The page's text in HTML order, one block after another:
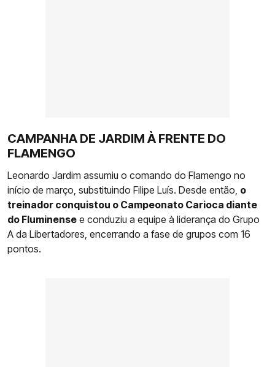
CAMPANHA DE JARDIM À FRENTE DO
FLAMENGO
Leonardo Jardim assumiu o comando do Flamengo no
início de março, substituindo Filipe Luís. Desde então, o
treinador conquistou o Campeonato Carioca diante
do Fluminense e conduziu a equipe à liderança do Grupo
A da Libertadores, encerrando a fase de grupos com 16
pontos.